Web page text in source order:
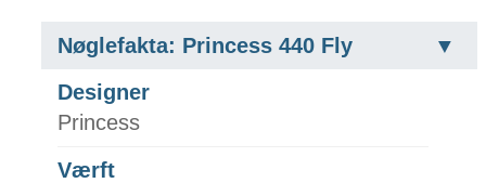
Nøglefakta: Princess 440 Fly
Designer
Princess
Værft